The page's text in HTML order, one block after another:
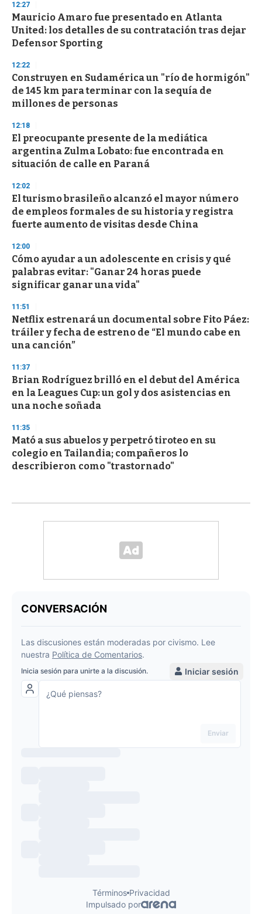
d
s
o
f
3
s
e
c
o
n
12:27
Mauricio Amaro fue presentado en Atlanta
United: los detalles de su contratación tras dejar
Defensor Sporting
12:22
Construyen en Sudamérica un "río de hormigón"
de 145 km para terminar con la sequía de
millones de personas
12:18
El preocupante presente de la mediática
argentina Zulma Lobato: fue encontrada en
situación de calle en Paraná
12:02
El turismo brasileño alcanzó el mayor número
de empleos formales de su historia y registra
fuerte aumento de visitas desde China
12:00
Cómo ayudar a un adolescente en crisis y qué
palabras evitar: "Ganar 24 horas puede
significar ganar una vida"
11:51
Netflix estrenará un documental sobre Fito Páez:
tráiler y fecha de estreno de “El mundo cabe en
una canción”
11:37
Brian Rodríguez brilló en el debut del América
en la Leagues Cup: un gol y dos asistencias en
una noche soñada
11:35
Mató a sus abuelos y perpetró tiroteo en su
colegio en Tailandia; compañeros lo
describieron como "trastornado"